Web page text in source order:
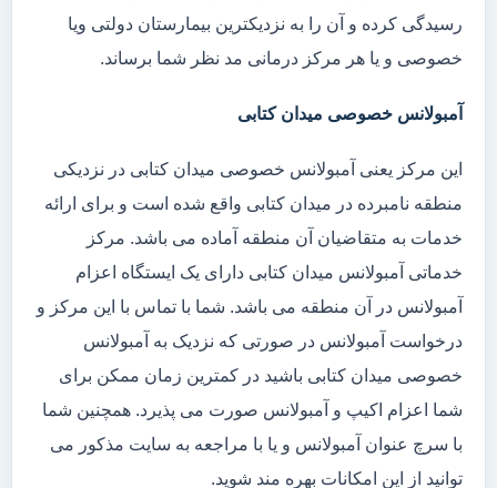
رسیدگی کرده و آن را به نزدیکترین بیمارستان دولتی ویا
خصوصی و یا هر مرکز درمانی مد نظر شما برساند.
آمبولانس خصوصی میدان کتابی
این مرکز یعنی آمبولانس خصوصی میدان کتابی در نزدیکی
منطقه نامبرده در میدان کتابی واقع شده است و برای ارائه
خدمات به متقاضیان آن منطقه آماده می باشد. مرکز
خدماتی آمبولانس میدان کتابی دارای یک ایستگاه اعزام
آمبولانس در آن منطقه می باشد. شما با تماس با این مرکز و
درخواست آمبولانس در صورتی که نزدیک به آمبولانس
خصوصی میدان کتابی باشید در کمترین زمان ممکن برای
شما اعزام اکیپ و آمبولانس صورت می پذیرد. همچنین شما
با سرچ عنوان آمبولانس و یا با مراجعه به سایت مذکور می
توانید از این امکانات بهره مند شوید.